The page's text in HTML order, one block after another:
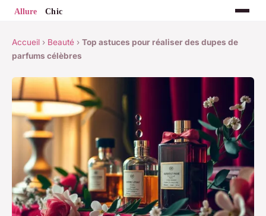
Accueil › Beauté › Top astuces pour réaliser des dupes de
parfums célèbres